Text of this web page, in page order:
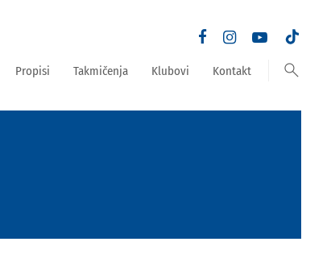
Propisi Takmičenja Klubovi Kontakt search